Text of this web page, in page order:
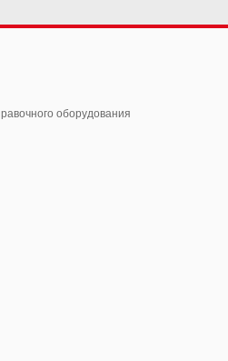
оборудования